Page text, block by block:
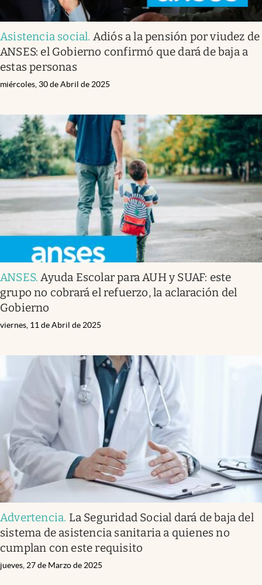
Asistencia social. Adiós a la pensión por viudez de
ANSES: el Gobierno confirmó que dará de baja a
estas personas
miércoles, 30 de Abril de 2025
ANSES.Ayuda Escolar para AUH y SUAF: este
grupo no cobrará el refuerzo, la aclaración del
Gobierno
viernes, 11 de Abril de 2025
Advertencia. La Seguridad Social dará de baja del
sistema de asistencia sanitaria a quienes no
cumplan con este requisito
jueves, 27 de Marzo de 2025